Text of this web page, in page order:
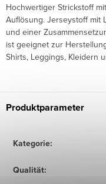
Hochwertiger Strickstoff
Auflösung. Jerseystoff mit
und einer
ist geeignet zur
Shirts, Leggings, Kleidern
Produktparameter
Kategorie:
Qualität: